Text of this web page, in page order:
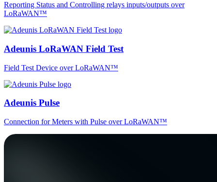
Reporting Status and Controlling relays inputs/outputs over
LoRaWAN™
Adeunis LoRaWAN Field Test
Field Test Device over LoRaWAN™
Adeunis Pulse
Connection for Meters with Pulse over LoRaWAN™